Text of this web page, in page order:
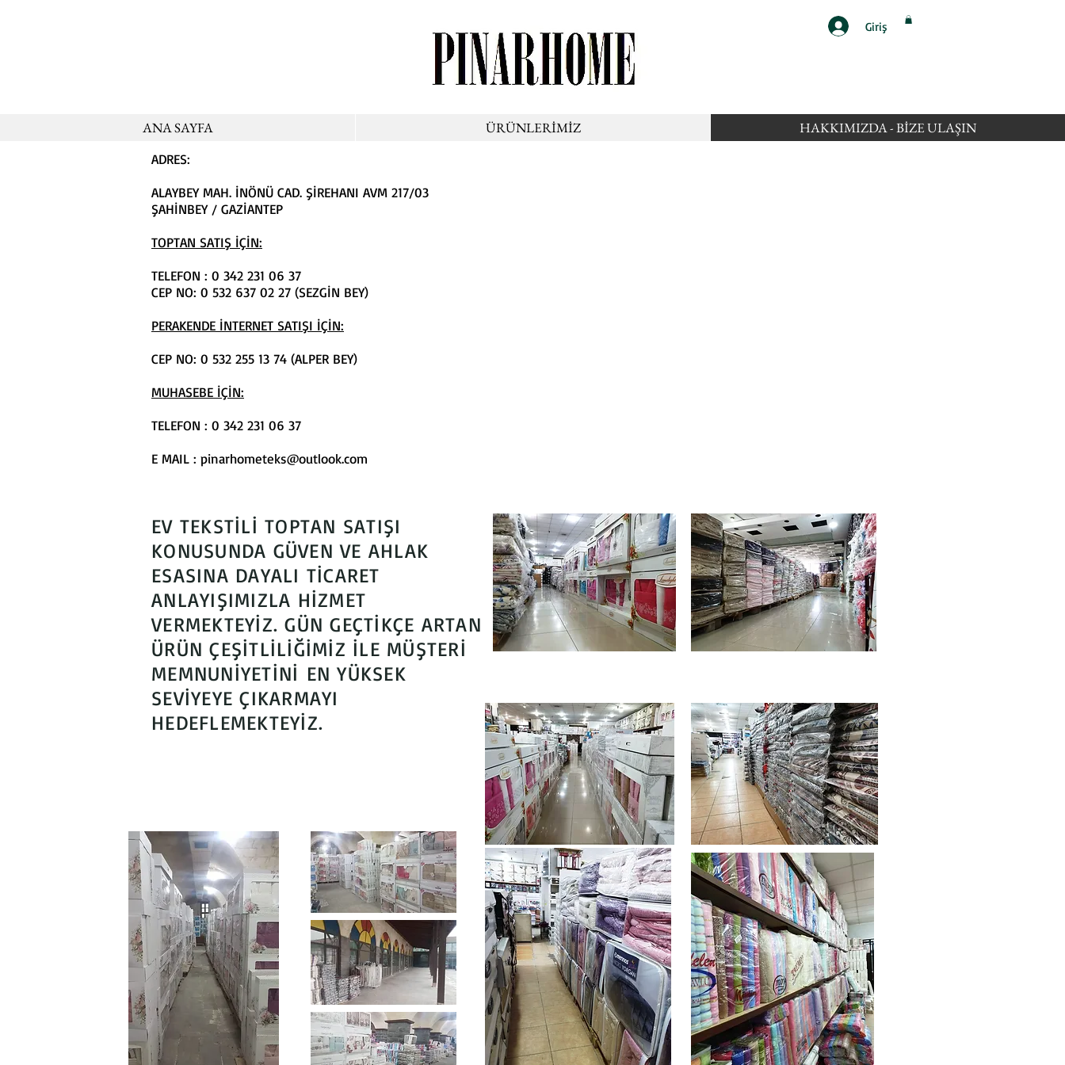
Giriş
ANA SAYFA ÜRÜNLERİMİZ HAKKIMIZDA - BİZE ULAŞIN
ADRES:
ALAYBEY MAH. İNÖNÜ CAD. ŞİREHANI AVM 217/03
ŞAHİNBEY / GAZİANTEP
TOPTAN SATIŞ İÇİN:
TELEFON : 0 342 231 06 37
CEP NO: 0 532 637 02 27 (SEZGİN BEY)
PERAKENDE İNTERNET SATIŞI İÇİN:
CEP NO: 0 532 255 13 74 (ALPER BEY)
MUHASEBE İÇİN:
TELEFON : 0 342 231 06 37
E MAIL : pinarhometeks@outlook.com
EV TEKSTİLİ TOPTAN SATIŞI
KONUSUNDA GÜVEN VE AHLAK
ESASINA DAYALI TİCARET
ANLAYIŞIMIZLA HİZMET
VERMEKTEYİZ. GÜN GEÇTİKÇE ARTAN
ÜRÜN ÇEŞİTLİLİĞİMİZ İLE MÜŞTERİ
MEMNUNİYETİNİ EN YÜKSEK
SEVİYEYE ÇIKARMAYI
HEDEFLEMEKTEYİZ.